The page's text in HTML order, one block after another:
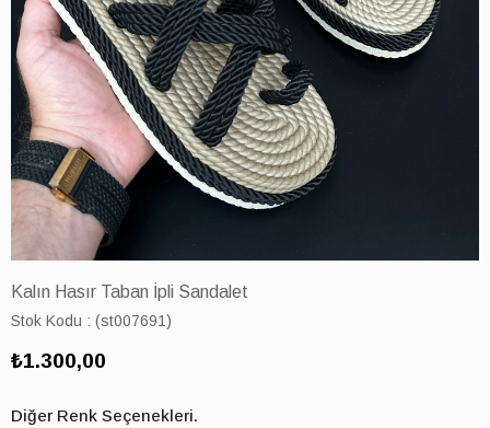
Kalın Hasır Taban İpli Sandalet
Stok Kodu (st007691)
₺1.300,00
Diğer Renk Seçenekleri.